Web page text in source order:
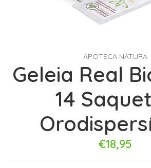
APOTECA NATURA
Geleia Real
14
€18,95